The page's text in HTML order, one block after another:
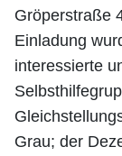
Gröperstraße
Einladung
interessierte
Grau; der